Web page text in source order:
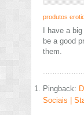
produtos
I have a
be a good
them.
Pingback:
Sociais |